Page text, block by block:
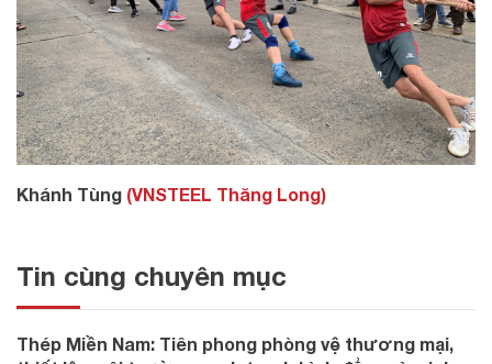
Khánh Tùng (VNSTEEL Thăng Long)
Tin cùng chuyên mục
Thép Miền Nam: Tiên phong phòng vệ thương mại,